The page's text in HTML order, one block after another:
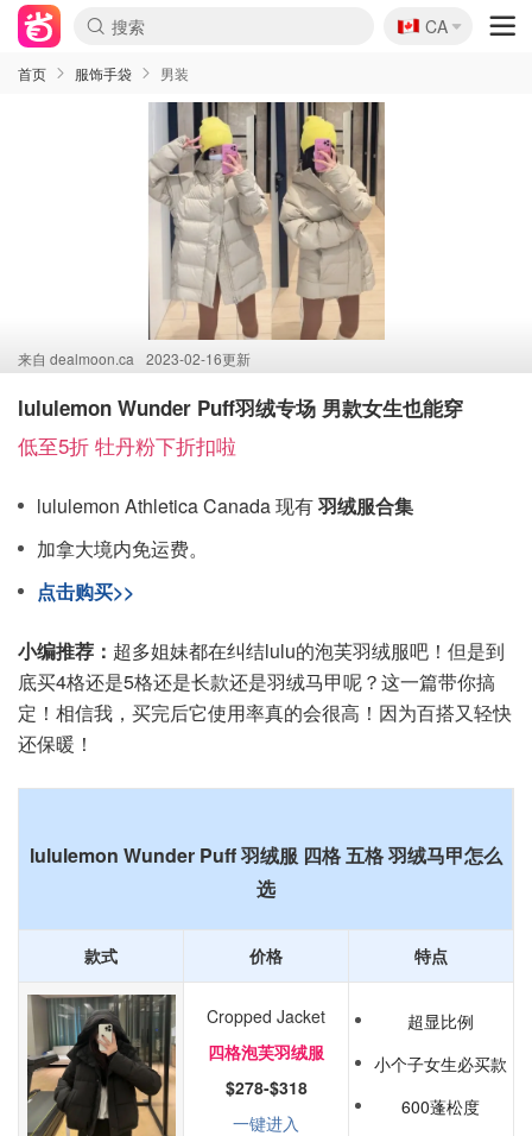
🇨🇦
CA
首页 服饰手袋 男装
来自 dealmoon.ca 2023-02-16更新
lululemon Wunder Puff羽绒专场 男款女生也能穿
低至5折 牡丹粉下折扣啦
lululemon Athletica Canada 现有羽绒服合集
加拿大境内免运费。
点击购买>>
小编推荐： 超多姐妹都在纠结lulu的泡芙羽绒服吧！但是到
底买4格还是5格还是长款还是羽绒马甲呢？这一篇带你搞
定！相信我，买完后它使用率真的会很高！因为百搭又轻快
还保暖！
lululemon Wunder Puff 羽绒服 四格 五格 羽绒马甲怎么
选
款式 价格 特点
Cropped Jacket
四格泡芙羽绒服
$278-$318
一键进入
超显比例
小个子女生必买款
600蓬松度